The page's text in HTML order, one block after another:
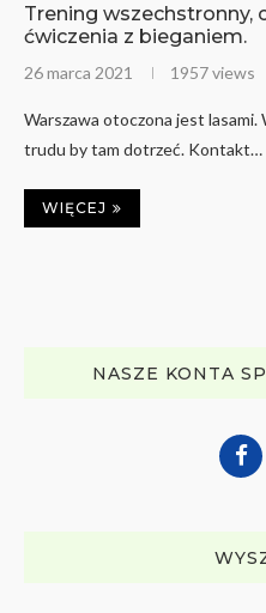
Trening wszechstronny,
ćwiczenia z bieganiem.
26 marca 2021 1957 views
Warszawa otoczona jest lasami.
trudu by tam dotrzeć. Kontakt…
WIĘCEJ
NASZE KONTA